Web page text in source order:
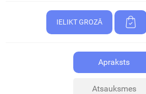
Apraksts
Atsauksmes